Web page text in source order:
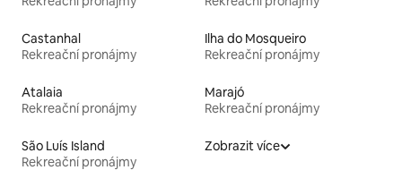
Castanhal
Rekreační pronájmy
Ilha do Mosqueiro
Rekreační pronájmy
Atalaia
Rekreační pronájmy
Marajó
Rekreační pronájmy
São Luís Island
Rekreační pronájmy
Zobrazit více